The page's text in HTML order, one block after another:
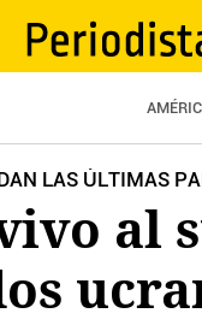
LAS ÚLTIMAS
al